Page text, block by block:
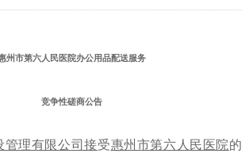
州市第六人民医院办公用品配送服务
竞争性磋商公告
管理有限公司接受惠州市第六人民医院的